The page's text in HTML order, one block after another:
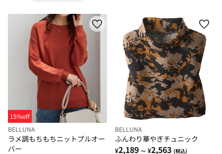
15%off
BELLUNA
ラメ調もちもちニットプルオー
バー
BELLUNA
ふんわり華やぎチュニック
¥2,189 ～ ¥2,563 (税込)